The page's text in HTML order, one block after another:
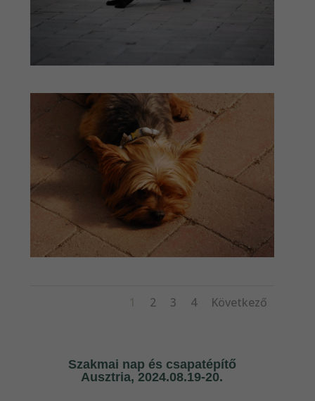
1 2 3 4 Következő
Szakmai nap és csapatépítő
Ausztria, 2024.08.19-20.